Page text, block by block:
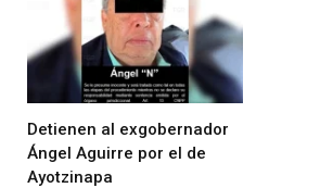
Detienen al exgobernador
Ángel Aguirre por el de
Ayotzinapa